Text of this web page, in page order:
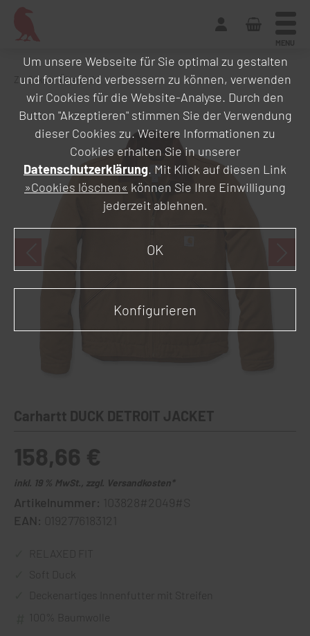
MENU
Zurück zur Übersicht
Carhartt DUCK DETROIT JACKET
158,66 €
inkl. 19 % MwSt., zzgl. Versandkosten*
Artikelnummer: 103828#2049#S
EAN: 0192776183121
RELAXED FIT
Soft Duck
Deckenartiges Innenfutter mit Streifen
100% Baumwolle
Um unsere Webseite für Sie optimal zu gestalten
und fortlaufend verbessern zu können, verwenden
wir Cookies für die Website-Analyse. Durch den
Button "Akzeptieren" stimmen Sie der Verwendung
dieser Cookies zu. Weitere Informationen zu
Cookies erhalten Sie in unserer
Datenschutzerklärung. Mit Klick auf diesen Link
»Cookies löschen« können Sie Ihre Einwilligung
jederzeit ablehnen.
OK
Konfigurieren